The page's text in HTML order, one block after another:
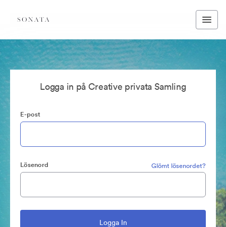
Logga in på Creative privata Samling
E-post
Lösenord Glömt lösenordet?